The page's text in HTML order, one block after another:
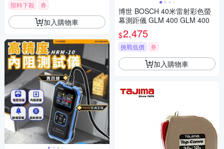
限時下殺 券
加入購物車
博世 BOSCH 40米雷射彩色螢
幕測距儀 GLM 400 GLM 400
$2,475
挑戰低價 券
加入購物車